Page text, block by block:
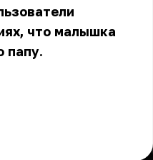
что малышка
папу.